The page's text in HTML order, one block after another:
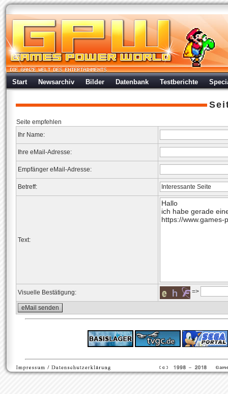
Start Newsarchiv Bilder Datenbank Testberichte
Seite empfehlen
Ihr Name:
Ihre eMail-Adresse:
Empfänger eMail-Adresse:
Betreff:
Text:
Visuelle Bestätigung: =>